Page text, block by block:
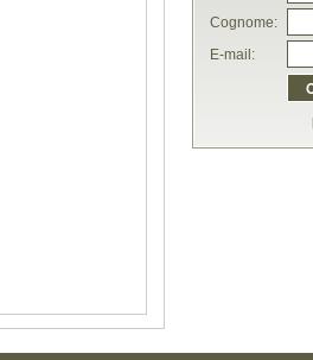
Cognome:
E-mail: